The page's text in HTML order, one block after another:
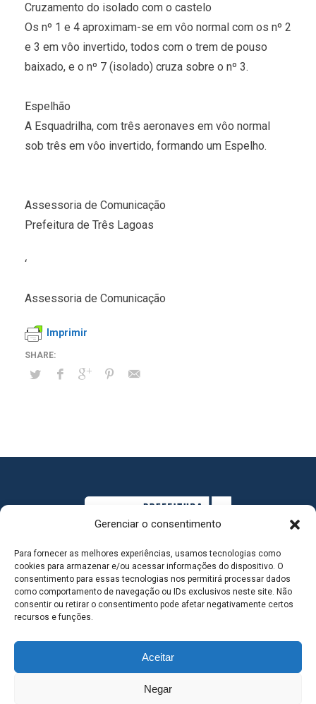
Gerenciar o consentimento
Para fornecer as melhores experiências, usamos tecnologias como
cookies para armazenar e/ou acessar informações do dispositivo. O
consentimento para essas tecnologias nos permitirá processar dados
como comportamento de navegação ou IDs exclusivos neste site. Não
consentir ou retirar o consentimento pode afetar negativamente certos
recursos e funções.
Aceitar
Negar
Cruzamento do isolado com o castelo
Os nº 1 e 4 aproximam-se em vôo normal com os nº 2
e 3 em vôo invertido, todos com o trem de pouso
baixado, e o nº 7 (isolado) cruza sobre o nº 3.
Espelhão
A Esquadrilha, com três aeronaves em vôo normal
sob três em vôo invertido, formando um Espelho.
Assessoria de Comunicação
Prefeitura de Três Lagoas
‘
Assessoria de Comunicação
Imprimir
MAPA DO SITE
SEDE DO ADMINISTRATIVO MUNICIPAL - Avenida